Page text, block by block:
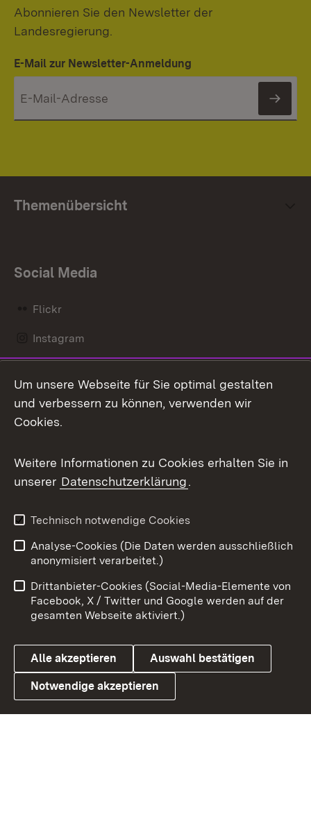
Abonnieren Sie den Newsletter der
Landesregierung.
E-Mail zur Newsletter-Anmeldung
Themenübersicht
Social Media
Flickr
Instagram
Mastodon
Messenger
Social Wall
X / Twitter
Youtube
Link zum Landesportal
Benutzungshinweise
Barrierefreiheit
Datenschutz
Cookies
Um unsere Webseite für Sie optimal gestalten
und verbessern zu können, verwenden wir
Cookies.
Weitere Informationen zu Cookies erhalten Sie in
unserer Datenschutzerklärung.
Technisch notwendige Cookies
Analyse-Cookies (Die Daten werden ausschließlich
anonymisiert verarbeitet.)
Drittanbieter-Cookies (Social-Media-Elemente von
Facebook, X / Twitter und Google werden auf der
gesamten Webseite aktiviert.)
Alle akzeptieren Auswahl bestätigen
Notwendige akzeptieren